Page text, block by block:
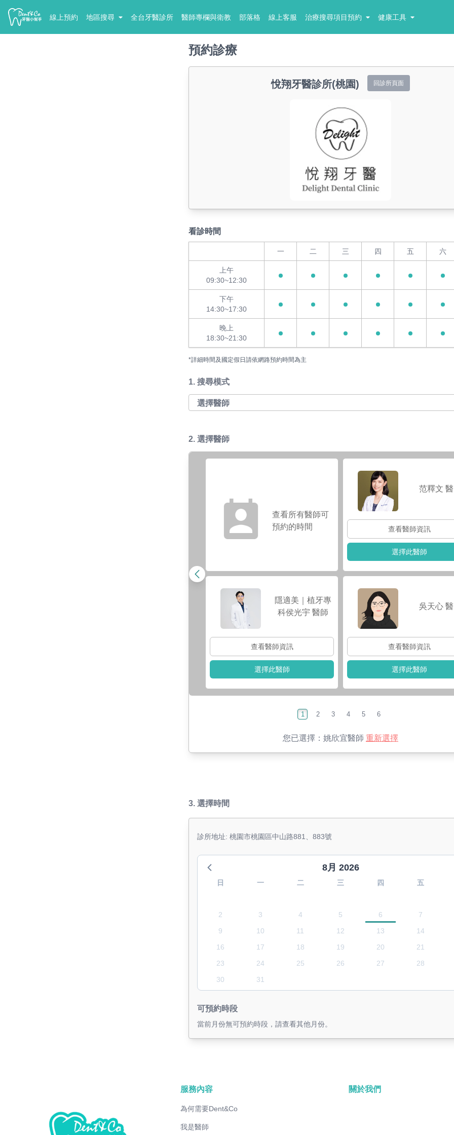
線上預約 地區搜尋 全台牙醫診所 醫師專欄與衛教 部落格 線上客服 治療搜尋項目預約 健康工具
預約診療
悅翔牙醫診所(桃園) 回診所頁面
看診時間
一 二 三 四 五 六
上午
09:30~12:30
下午
14:30~17:30
晚上
18:30~21:30
*詳細時間及國定假日請依網路預約時間為主
1. 搜尋模式
2. 選擇醫師
查看所有醫師可
預約的時間
隱適美｜植牙專
科侯光宇 醫師
查看醫師資訊
選擇此醫師
范釋文
查看醫師資訊
選擇此醫師
吳天心
查看醫師資訊
選擇此醫師
1 2 3 4 5 6
您已選擇： 姚欣宜醫師 重新選擇
3. 選擇時間
診所地址: 桃園市桃園區中山路881、883號
8月 2026
日 一 二 三 四 五
2 3 4 5 6
7
9
10 11 12 13
14
16
17 18 19 20
21
23
24 25 26 27
28
30
31
可預約時段
當前月份無可預約時段，請查看其他月份。
服務內容
為何需要Dent&Co
我是醫師
關於我們